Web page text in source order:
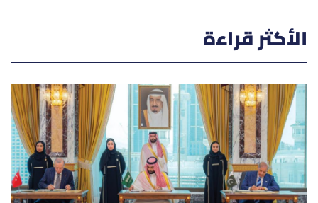
الأكثر قراءة